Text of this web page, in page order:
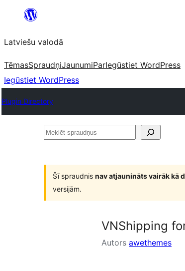
Pāriet
saturu
Latviešu valodā
TēmasSpraudņiJaunumiParIegūstiet WordPress
Iegūstiet WordPress
Plugin Directory
Meklēt
Šī spraudnis nav atjaunināts vairāk kā
versijām.
VNShipping
Autors awethemes